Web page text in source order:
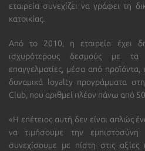
εταιρεία συνεχίζει να γράφει τη
κατοικίας.
Από το 2010, η εταιρεία έχει
ισχυρότερους δεσμούς με τα
επαγγελματίες, μέσα από
δυναμικά loyalty προγράμματα
Club, που αριθμεί πλέον πάνω από
«Η επέτειος αυτή δεν είναι απλώς
να τιμήσουμε την
συνεχίσουμε με πίστη στις